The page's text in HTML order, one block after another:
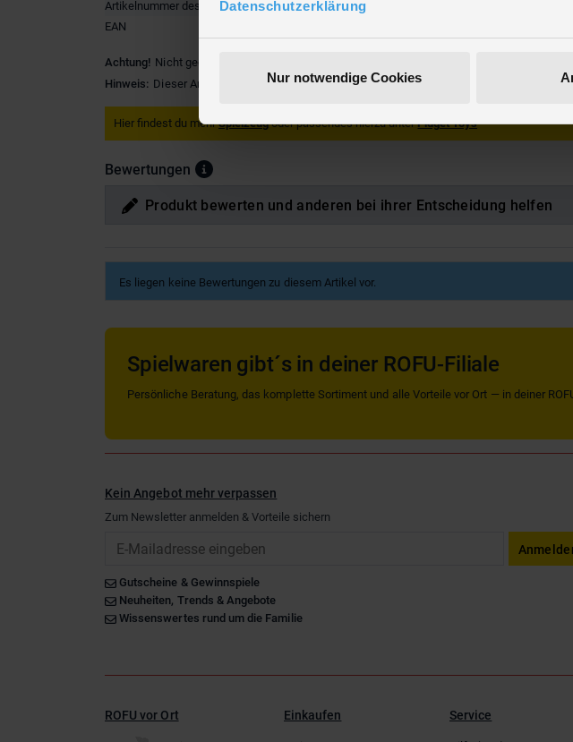
Datenschutzerklärung
Nur notwendige Cookies
Artikelnummer des Herstellers
621999
EAN
Achtung! Nicht geeignet für Kinder unter 3 Jahren. Verschluckbare Kleinteile.
Hinweis: Dieser Artikel ist in verschiedenen Ausführungen oder Farben erhältlich. Die
Hier findest du mehrSpielzeugoder passendes hierzu unterFidget Toys
Bewertungen
Produkt bewerten und anderen bei ihrer Entscheidung helfen
Es liegen keine Bewertungen zu diesem Artikel vor.
Spielwaren gibt´s in deiner ROFU-Filiale
Persönliche Beratung, das komplette Sortiment und alle Vorteile vor Ort — in deiner
Kein Angebot mehr verpassen
Zum Newsletter anmelden & Vorteile sichern
Gutscheine & Gewinnspiele
Neuheiten, Trends & Angebote
Wissenswertes rund um die Familie
ROFU vor Ort Einkaufen Service